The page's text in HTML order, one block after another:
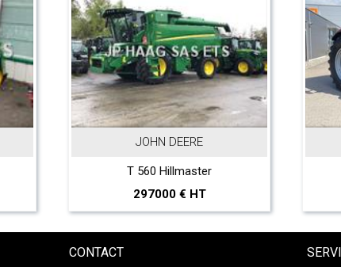
JOHN DEERE
T 560 Hillmaster
297000 € HT
CONTACT